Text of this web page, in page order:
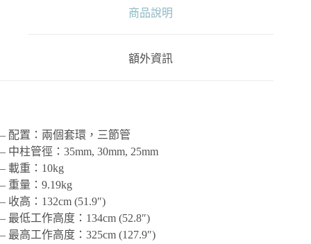
商品說明
額外資訊
– 配置：兩個套環，三節管
– 中柱管徑：35mm, 30mm, 25mm
– 載重：10kg
– 重量：9.19kg
– 收高：132cm (51.9″)
– 最低工作高度：134cm (52.8″)
– 最高工作高度：325cm (127.9″)